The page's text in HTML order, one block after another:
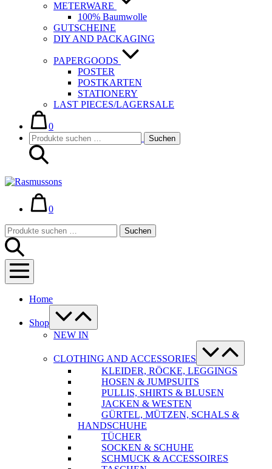
METERWARE
100% Baumwolle
GUTSCHEINE
DIY AND PACKAGING
PAPERGOODS
POSTER
POSTKARTEN
STATIONERY
LAST PIECES/LAGERSALE
Warenkorb
0im
Warenkorb
Suche-
Schalter
Suchen
nach:
Suchen
Warenkorb
0im
Suche-
Schalter
Suchen
nach:
Suchen
Menü-
Schalter
Home
Shop
Menü-
Schalter
NEW IN
CLOTHING AND ACCESSORIES
Menü-
Schalter
KLEIDER, RÖCKE, LEGGINGS
HOSEN & JUMPSUITS
PULLIS, SHIRTS & BLUSEN
JACKEN & WESTEN
GÜRTEL, MÜTZEN, SCHALS &
HANDSCHUHE
TÜCHER
SOCKEN & SCHUHE
SCHMUCK & ACCESSOIRES